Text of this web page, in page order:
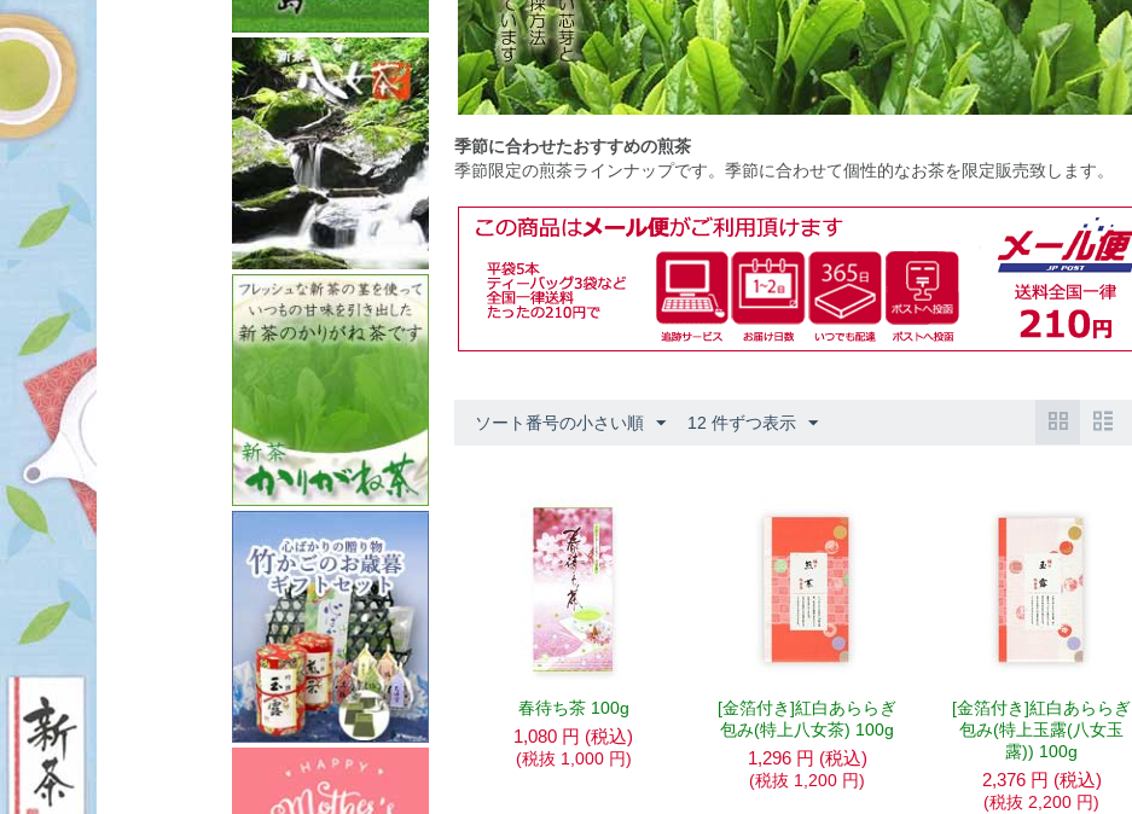
季節に合わせたおすすめの煎茶
季節限定の煎茶ラインナップです。季節に合わせて個性的なお茶を限定販売致します。
ソート番号の小さい順 12 件ずつ表示
春待ち茶 100g
1,080 円 (税込)
(税抜 1,000 円)
[金箔付き]紅白あららぎ
包み(特上八女茶) 100g
1,296 円 (税込)
(税抜 1,200 円)
[金箔付き]紅白あららぎ
包み(特上玉露(八女玉
露)) 100g
2,376 円 (税込)
(税抜2,200 円)